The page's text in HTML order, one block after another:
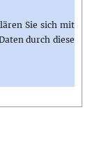
Sie sich mit
durch diese